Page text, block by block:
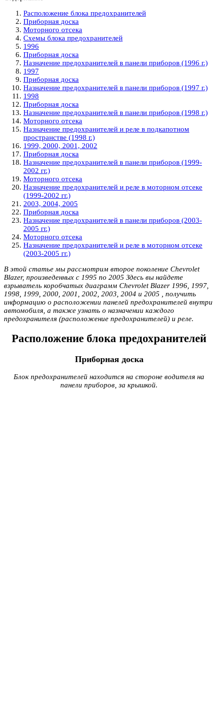
Расположение блока предохранителей
Приборная доска
Моторного отсека
Схемы блока предохранителей
1996
Приборная доска
Назначение предохранителей в панели приборов (1996 г.)
1997
Приборная доска
Назначение предохранителей в панели приборов (1997 г.)
1998
Приборная доска
Назначение предохранителей в панели приборов (1998 г.)
Моторного отсека
Назначение предохранителей и реле в подкапотном
пространстве (1998 г.)
1999, 2000, 2001, 2002
Приборная доска
Назначение предохранителей в панели приборов (1999-
2002 гг.)
Моторного отсека
Назначение предохранителей и реле в моторном отсеке
(1999-2002 гг.)
2003, 2004, 2005
Приборная доска
Назначение предохранителей в панели приборов (2003-
2005 гг.)
Моторного отсека
Назначение предохранителей и реле в моторном отсеке
(2003-2005 гг.)
В этой статье мы рассмотрим второе поколение Chevrolet
Blazer, произведенных с 1995 по 2005 Здесь вы найдете
взрыватель коробчатых диаграмм Chevrolet Blazer 1996, 1997,
1998, 1999, 2000, 2001, 2002, 2003, 2004 и 2005 , получить
информацию о расположении панелей предохранителей внутри
автомобиля, а также узнать о назначении каждого
предохранителя (расположение предохранителей) и реле.
Расположение блока предохранителей
Приборная доска
Блок предохранителей находится на стороне водителя на
панели приборов, за крышкой.